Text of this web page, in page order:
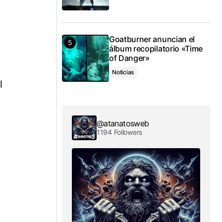
Goatburner anuncian el
álbum recopilatorio «Time
of Danger»
Noticias
@atanatosweb
1194 Followers